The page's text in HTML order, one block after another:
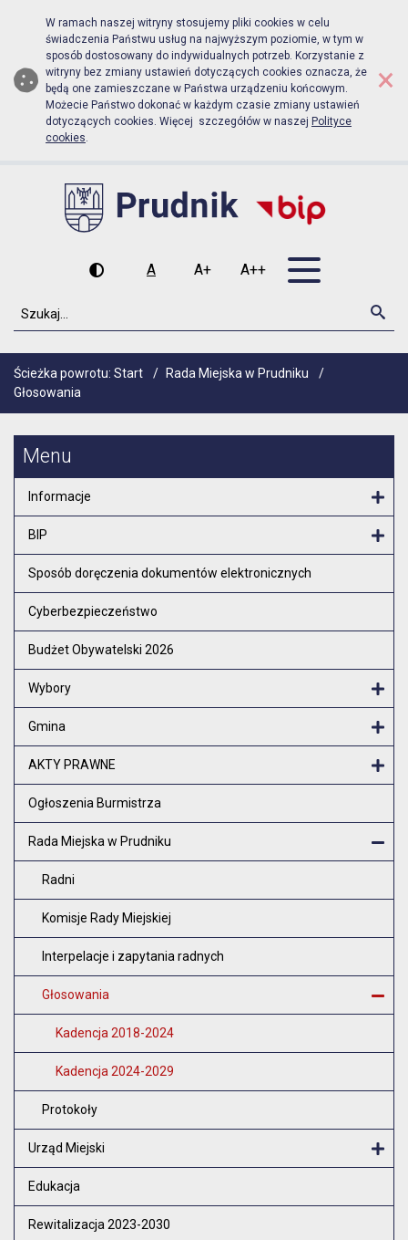
Biuletyn Informacji Publicznej
Przejdź do menu głównego
Przejdź do głównej zawartości
W ramach naszej witryny stosujemy pliki cookies w celu
świadczenia Państwu usług na najwyższym poziomie, w tym w
sposób dostosowany do indywidualnych potrzeb. Korzystanie z
witryny bez zmiany ustawień dotyczących cookies oznacza, że
będą one zamieszczane w Państwa urządzeniu końcowym.
Możecie Państwo dokonać w każdym czasie zmiany ustawień
dotyczących cookies. Więcej szczegółów w naszej Polityce
cookies.
×
Wysoki kontrast
A
Czcionka domyślna
A+
Czcionka średnia
A++
Czcionka duża
Szukaj
Ścieżka powrotu: Start / Rada Miejska w Prudniku
/
Głosowania
Menu
Informacje
BIP
Sposób doręczenia dokumentów elektronicznych
Cyberbezpieczeństwo
Budżet Obywatelski 2026
Wybory
Gmina
AKTY PRAWNE
Ogłoszenia Burmistrza
Rada Miejska w Prudniku
Radni
Komisje Rady Miejskiej
Interpelacje i zapytania radnych
Głosowania
Kadencja 2018-2024
Kadencja 2024-2029
Protokoły
Urząd Miejski
Edukacja
Rewitalizacja 2023-2030